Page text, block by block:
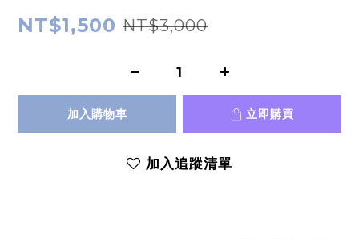
NT$1,500 NT$3,000
加入購物車 立即購買
加入追蹤清單